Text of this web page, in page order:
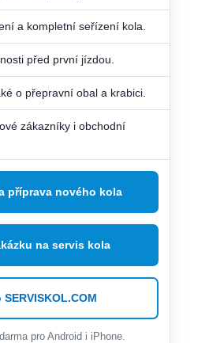
a kompletní seřízení kola.
před první jízdou.
o přepravní obal a krabici.
zákazníky i obchodní
příprava nového kola
na servis kola
SERVISKOL.COM
pro Android i iPhone.